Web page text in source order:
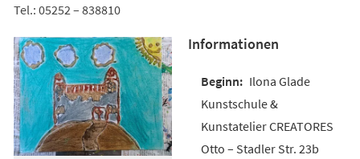
Tel.: 05252 – 838810
Informationen
Ilona Glade
Kunstschule &
Kunstatelier CREATORES
Otto – Stadler Str. 23b